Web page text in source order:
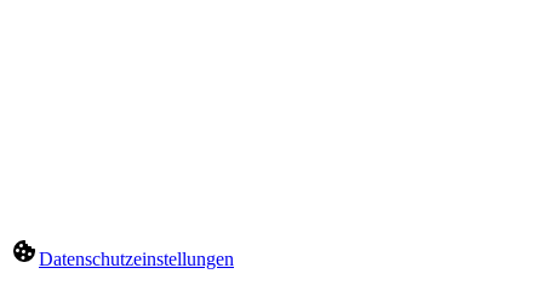
Datenschutzeinstellungen